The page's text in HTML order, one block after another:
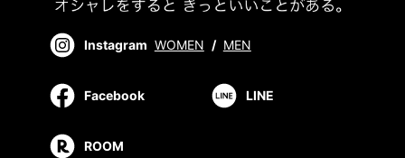
Instagram WOMEN / MEN
Facebook LINE
ROOM